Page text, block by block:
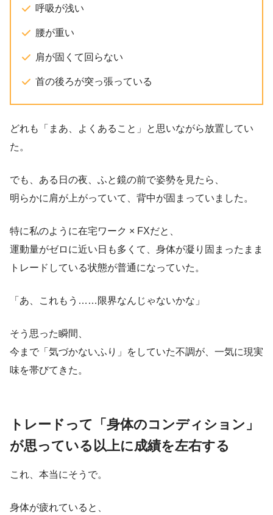
呼吸が浅い
腰が重い
肩が固くて回らない
首の後ろが突っ張っている
どれも「まあ、よくあること」と思いながら放置してい
た。
でも、ある日の夜、ふと鏡の前で姿勢を見たら、
明らかに肩が上がっていて、背中が固まっていました。
特に私のように在宅ワーク × FXだと、
運動量がゼロに近い日も多くて、身体が凝り固まったまま
トレードしている状態が普通になっていた。
「あ、これもう……限界なんじゃないかな」
そう思った瞬間、
今まで「気づかないふり」をしていた不調が、一気に現実
味を帯びてきた。
トレードって「身体のコンディション」
が思っている以上に成績を左右する
これ、本当にそうで。
身体が疲れていると、